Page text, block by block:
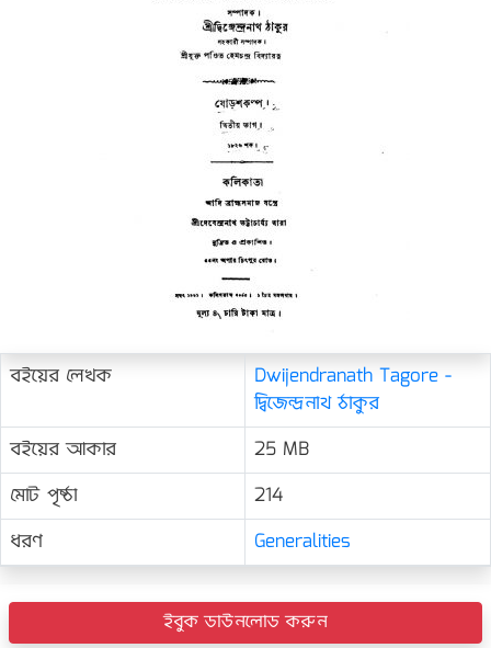
বইয়ের লেখক
Dwijendranath Tagore -
দ্বিজেন্দ্রনাথ ঠাকুর
বইয়ের আকার
25 MB
মোট পৃষ্ঠা
214
ধরণ
Generalities
ইবুক ডাউনলোড করুন